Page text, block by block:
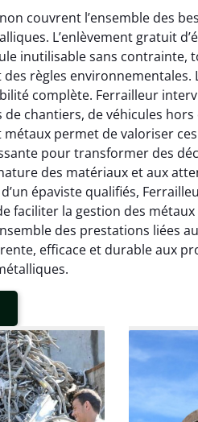
couvrent l’ensemble des
L’enlèvement gratuit
inutilisable sans contrainte,
règles environnementales.
complète. Ferrailleur
chantiers, de véhicules hors
permet de valoriser
pour transformer des
des matériaux et aux
épaviste qualifiés,
faciliter la gestion des
des prestations liées
efficace et durable aux
2025
débarrasser
! Équipe
tout enlevé
de traces.
très réactif.
et